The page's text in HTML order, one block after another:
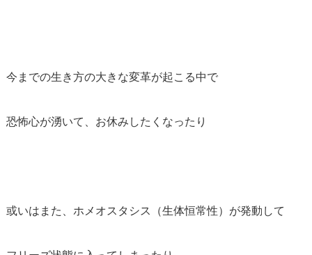
今までの生き方の大きな変革が起こる中で
恐怖心が湧いて、お休みしたくなったり
或いはまた、ホメオスタシス（生体恒常性）が発動して